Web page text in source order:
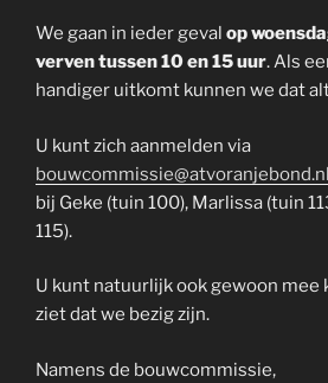
We gaan in ieder geval op
verven tussen 10 en 15 uur. Als
handiger uitkomt kunnen we dat
U kunt zich aanmelden via
bouwcommissie@atvoranjebond.nl
bij Geke (tuin 100), Marlissa (tuin
115).
U kunt natuurlijk ook gewoon mee
ziet dat we bezig zijn.
Namens de bouwcommissie,